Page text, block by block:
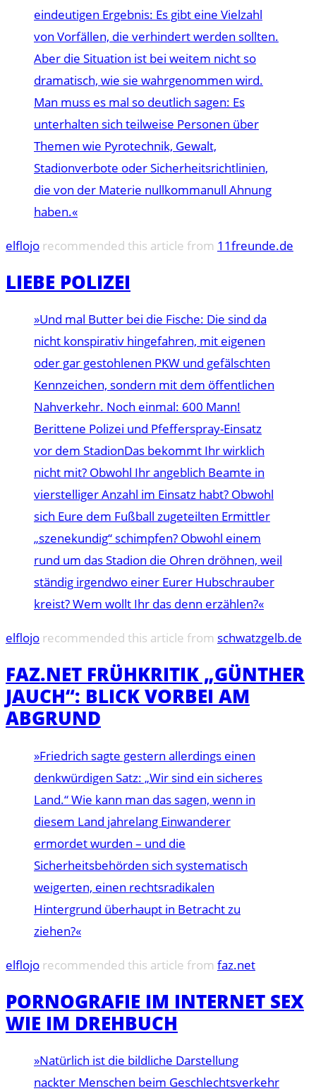
eindeutigen Ergebnis: Es gibt eine Vielzahl
von Vorfällen, die verhindert werden sollten.
Aber die Situation ist bei weitem nicht so
dramatisch, wie sie wahrgenommen wird.
Man muss es mal so deutlich sagen: Es
unterhalten sich teilweise Personen über
Themen wie Pyrotechnik, Gewalt,
Stadionverbote oder Sicherheitsrichtlinien,
die von der Materie nullkommanull Ahnung
haben.«
elflojo recommended this article from 11freunde.de
LIEBE POLIZEI
»Und mal Butter bei die Fische: Die sind da
nicht konspirativ hingefahren, mit eigenen
oder gar gestohlenen PKW und gefälschten
Kennzeichen, sondern mit dem öffentlichen
Nahverkehr. Noch einmal: 600 Mann!
Berittene Polizei und Pfefferspray-Einsatz
vor dem StadionDas bekommt Ihr wirklich
nicht mit? Obwohl Ihr angeblich Beamte in
vierstelliger Anzahl im Einsatz habt? Obwohl
sich Eure dem Fußball zugeteilten Ermittler
„szenekundig“ schimpfen? Obwohl einem
rund um das Stadion die Ohren dröhnen, weil
ständig irgendwo einer Eurer Hubschrauber
kreist? Wem wollt Ihr das denn erzählen?«
elflojo recommended this article from schwatzgelb.de
FAZ.NET FRÜHKRITIK „GÜNTHER
JAUCH“: BLICK VORBEI AM
ABGRUND
»Friedrich sagte gestern allerdings einen
denkwürdigen Satz: „Wir sind ein sicheres
Land.“ Wie kann man das sagen, wenn in
diesem Land jahrelang Einwanderer
ermordet wurden – und die
Sicherheitsbehörden sich systematisch
weigerten, einen rechtsradikalen
Hintergrund überhaupt in Betracht zu
ziehen?«
elflojo recommended this article from faz.net
PORNOGRAFIE IM INTERNET SEX
WIE IM DREHBUCH
»Natürlich ist die bildliche Darstellung
nackter Menschen beim Geschlechtsverkehr